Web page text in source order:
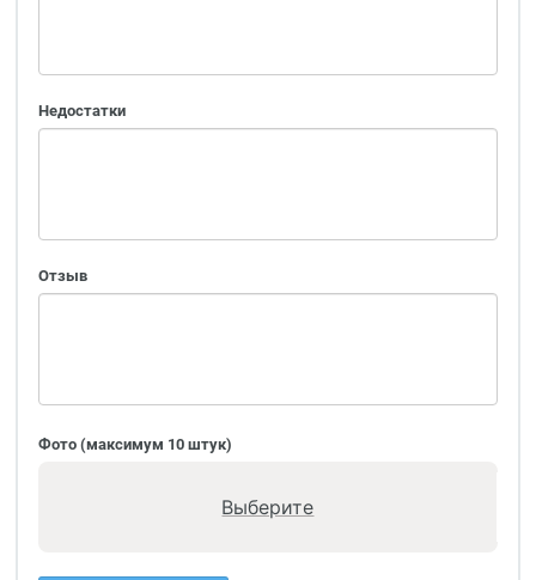
Недостатки
Отзыв
Фото (максимум 10 штук)
Выберите